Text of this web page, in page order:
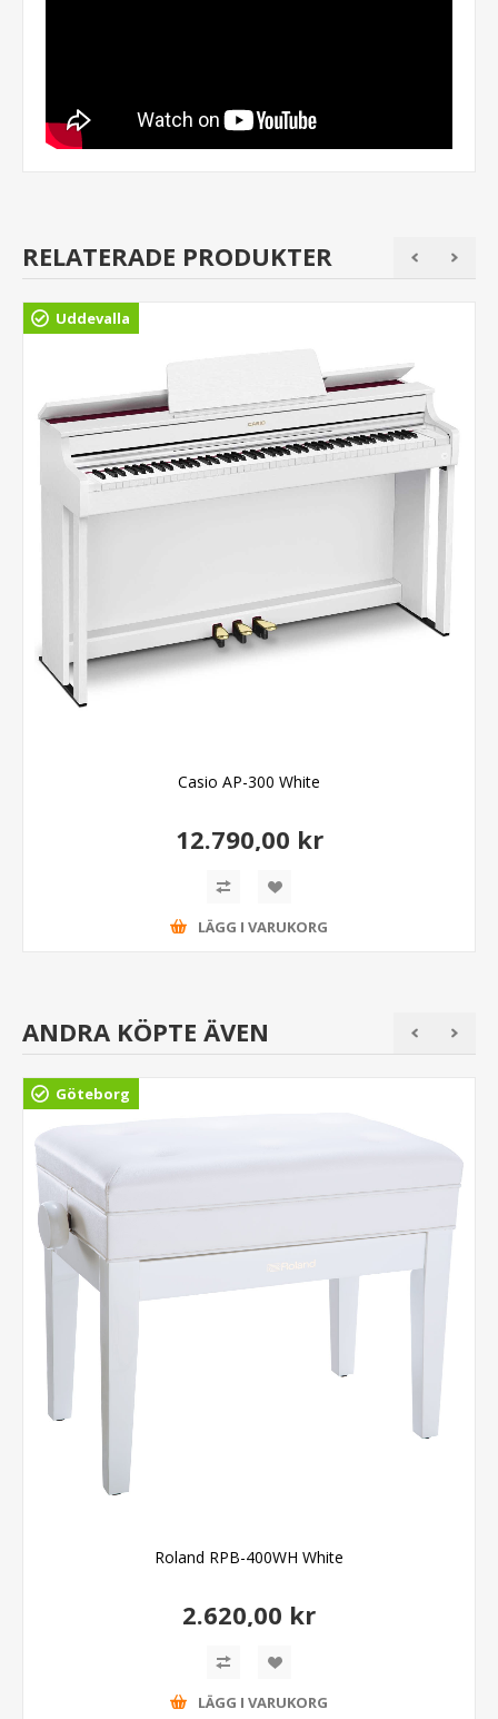
RELATERADE PRODUKTER
Uddevalla
Casio AP-300 White
12.790,00 kr
LÄGG I VARUKORG
ANDRA KÖPTE ÄVEN
Göteborg
Roland RPB-400WH White
2.620,00 kr
LÄGG I VARUKORG